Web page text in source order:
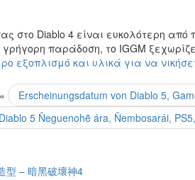
στο Diablo 4 είναι ευκολότερη
παράδοση, το IGGM
εξοπλισμό και υλικά για να
«
Erscheinungsdatum von Diablo 5,
Diablo 5 Ñeguenohẽ ára, Ñembosarái,
型 – 暗黑破壞神4